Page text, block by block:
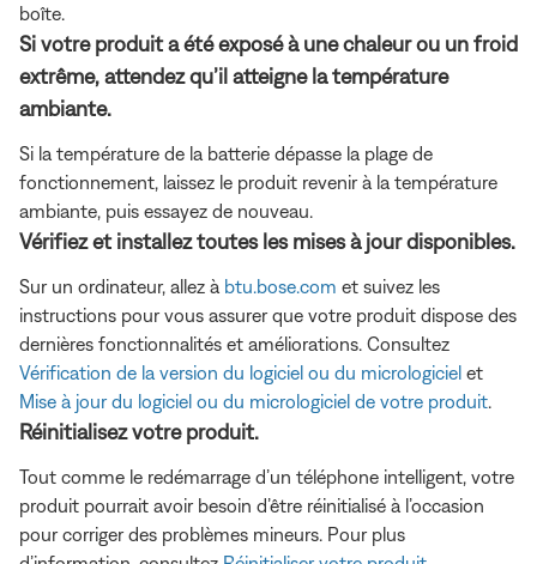
boîte.
Si votre produit a été exposé à une chaleur ou un froid
extrême, attendez qu’il atteigne la température
ambiante.
Si la température de la batterie dépasse la plage de
fonctionnement, laissez le produit revenir à la température
ambiante, puis essayez de nouveau.
Vérifiez et installez toutes les mises à jour disponibles.
Sur un ordinateur, allez à btu.bose.com et suivez les
instructions pour vous assurer que votre produit dispose des
dernières fonctionnalités et améliorations. Consultez
Vérification de la version du logiciel ou du micrologiciel et
Mise à jour du logiciel ou du micrologiciel de votre produit
Réinitialisez votre produit.
Tout comme le redémarrage d’un téléphone intelligent, votre
produit pourrait avoir besoin d’être réinitialisé à l’occasion
pour corriger des problèmes mineurs. Pour plus